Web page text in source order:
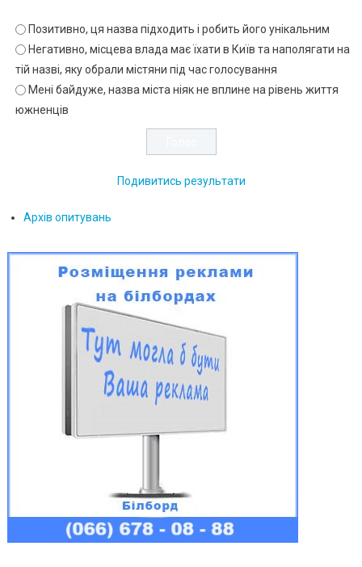
Позитивно, ця назва підходить і робить його унікальним
Негативно, місцева влада має їхати в Київ та наполягати на
тій назві, яку обрали містяни під час голосування
Мені байдуже, назва міста ніяк не вплине на рівень життя
южненців
Подивитись результати
Архів опитувань